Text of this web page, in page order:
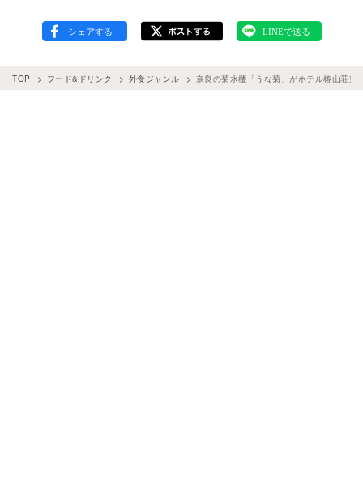
TOP フード&ドリンク 外食ジャンル 奈良の菊水楼「うな菊」がホテル椿山荘